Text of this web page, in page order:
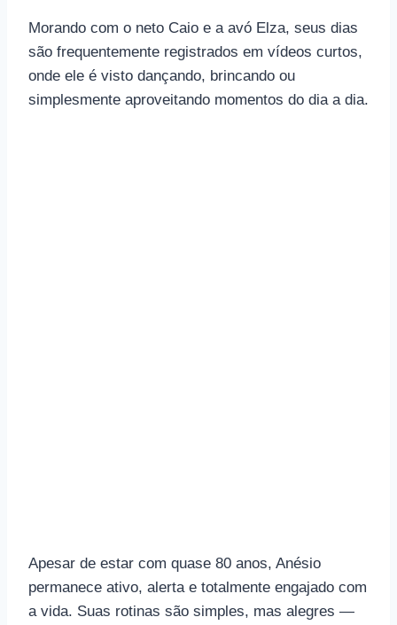
Morando com o neto Caio e a avó Elza, seus dias
são frequentemente registrados em vídeos curtos,
onde ele é visto dançando, brincando ou
simplesmente aproveitando momentos do dia a dia.
Apesar de estar com quase 80 anos, Anésio
permanece ativo, alerta e totalmente engajado com
a vida. Suas rotinas são simples, mas alegres —